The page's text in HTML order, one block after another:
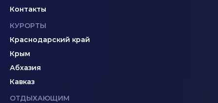
Контакты
КУРОРТЫ
Краснодарский край
Крым
Абхазия
Кавказ
ОТДЫХАЮЩИМ